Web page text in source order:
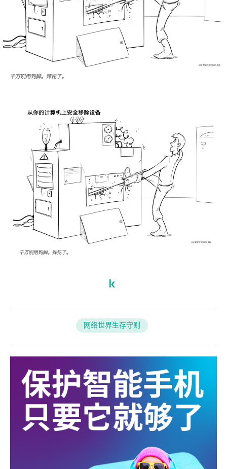
网络世界生存守则